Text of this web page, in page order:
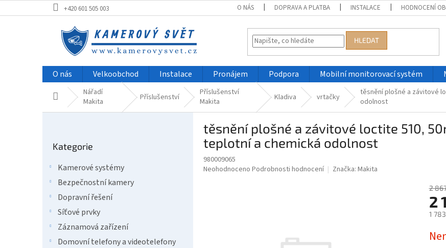
na
+420 601 505 003 O NÁS DOPRAVA A PLATBA INSTALACE HODNOCENÍ
HLEDAT
O nás Velkoobchod Instalace Pronájem Podpora Mobilní monitorovací systém
Domů Nářadí
Makita
Příslušenství
Příslušenství
Makita
Kladiva vrtačky
těsnění plošné a závitové
odolnost
kategorie
Kategorie
Kamerové systémy
Bezpečnostní kamery
Dopravní řešení
Síťové prvky
Záznamová zařízení
Domovní telefony a videotelefony
těsnění plošné a závitové loctite 510,
teplotní a chemická odolnost
980009065
Průměrné
Neohodnoceno Podrobnosti hodnocení Značka: Makita
2
2
1
cena: